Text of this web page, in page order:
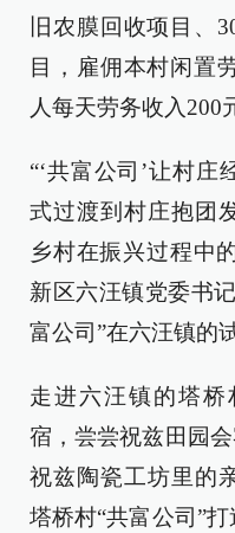
旧农膜回收项目、
目，雇佣本村闲置
人每天劳务收入200
“‘共富公司’让村
式过渡到村庄抱团
乡村在振兴过程中
新区六汪镇党委书
富公司”在六汪镇的
走进六汪镇的塔
宿，尝尝祝兹田园
祝兹陶瓷工坊里的
塔桥村“共富公司”